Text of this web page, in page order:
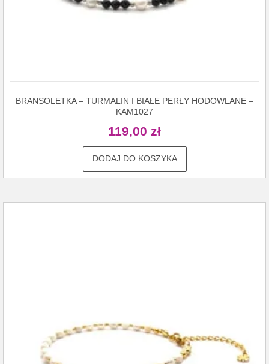
BRANSOLETKA – TURMALIN I BIAŁE PERŁY HODOWLANE –
KAM1027
119,00 zł
DODAJ DO KOSZYKA